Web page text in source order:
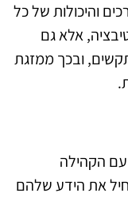
והיכולות של כל
אלא גם
ובכך ממזגת
עם הקהילה
את הידע שלהם